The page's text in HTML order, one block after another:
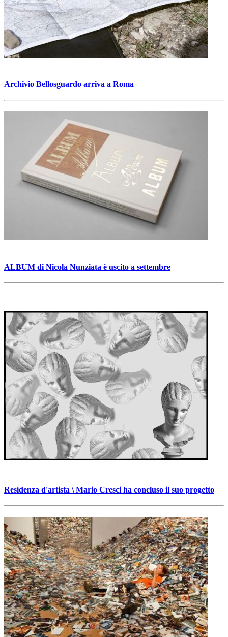
Archivio Bellosguardo arriva a Roma
ALBUM di Nicola Nunziata è uscito a settembre
Residenza d'artista \ Mario Cresci ha concluso il suo progetto